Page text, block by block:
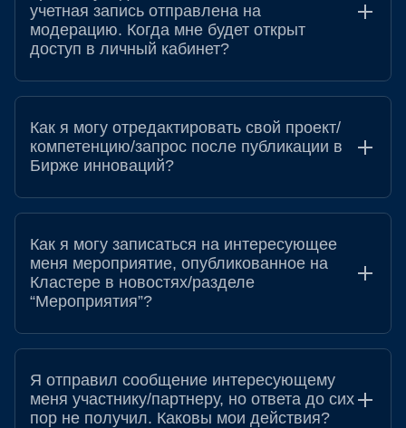
учетная запись отправлена на
модерацию. Когда мне будет открыт
доступ в личный кабинет?
Как я могу отредактировать свой проект/
компетенцию/запрос после публикации в
Бирже инноваций?
Как я могу записаться на интересующее
меня мероприятие, опубликованное на
Кластере в новостях/разделе
“Мероприятия”?
Я отправил сообщение интересующему
меня участнику/партнеру, но ответа до сих
пор не получил. Каковы мои действия?